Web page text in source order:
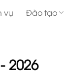
vụ Đào tạo
2026